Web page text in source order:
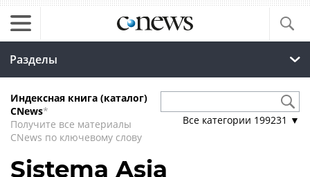
Разделы
Индексная книга (каталог)
CNews*
Получите все материалы
CNews по ключевому слову
Все категории 199231 ▼
Sistema Asia